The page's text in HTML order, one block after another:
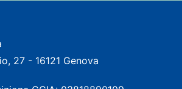
27 - 16121 Genova